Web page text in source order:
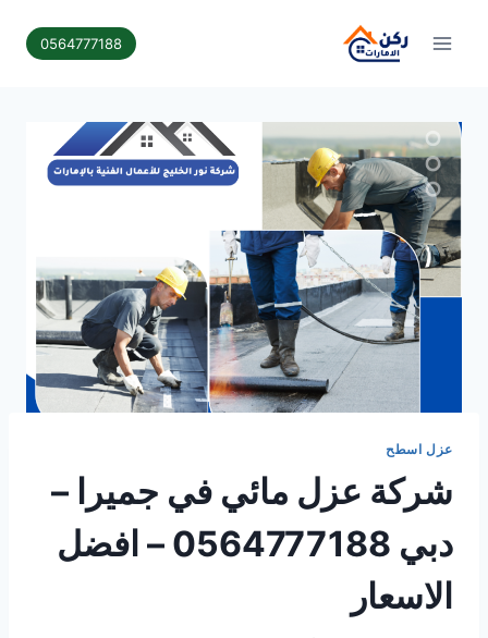
0564777188
عزل اسطح
شركة عزل مائي في جميرا –
دبي 0564777188 – افضل
الاسعار